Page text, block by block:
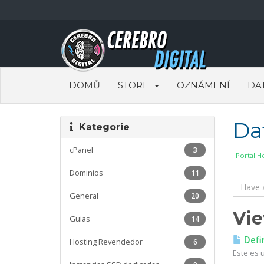
DOMŮ STORE OZNÁMENÍ
Portal
Kategorie
3
cPanel
11
Dominios
20
General
14
Guias
6
Hosting Revendedor
Este es